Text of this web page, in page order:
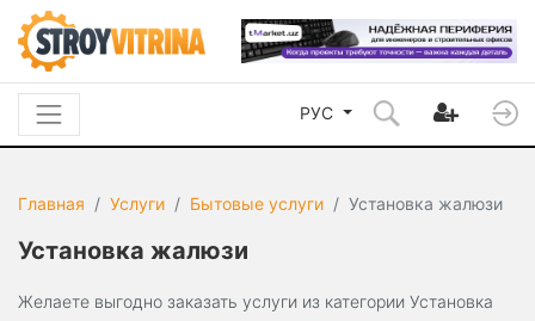
РУС
Главная Услуги Бытовые услуги Установка жалюзи
Установка жалюзи
Желаете выгодно заказать услуги из категории Установка